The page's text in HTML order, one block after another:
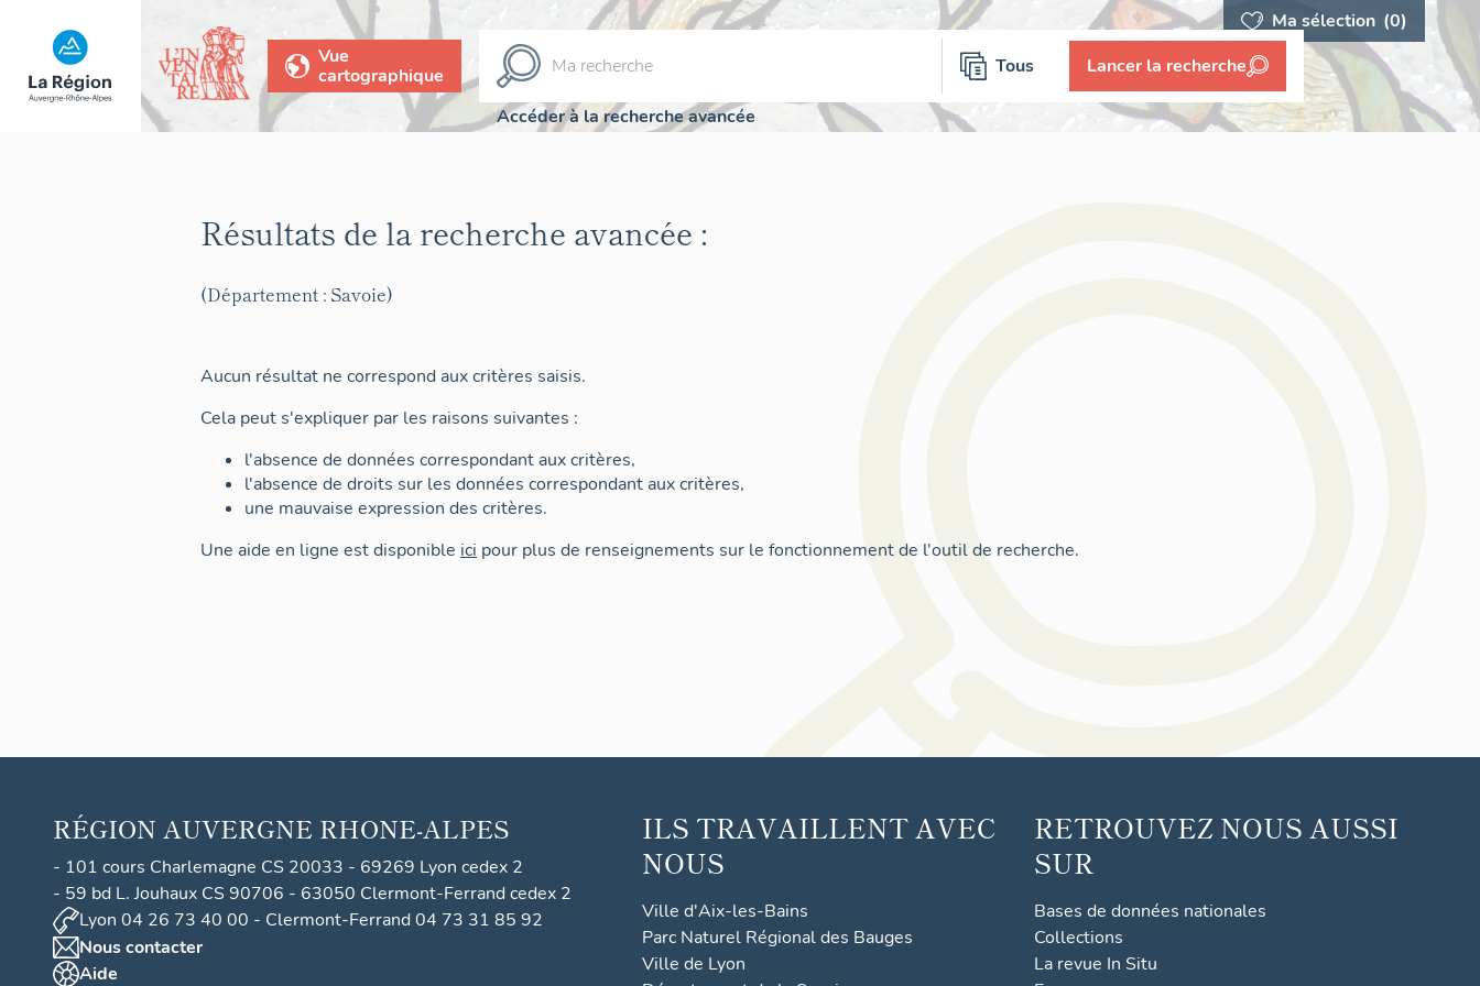
Ma sélection (0)
Vue
cartographique
Tous Lancer la recherche
Accéder à la recherche avancée
Résultats de la recherche avancée :
(Département : Savoie)
Aucun résultat ne correspond aux critères saisis.
Cela peut s'expliquer par les raisons suivantes :
l'absence de données correspondant aux critères,
l'absence de droits sur les données correspondant aux critères,
une mauvaise expression des critères.
Une aide en ligne est disponible ici pour plus de renseignements sur le fonctionnement de l'outil de recherche.
RÉGION AUVERGNE RHONE-ALPES
- 101 cours Charlemagne CS 20033 - 69269 Lyon cedex 2
- 59 bd L. Jouhaux CS 90706 - 63050 Clermont-Ferrand cedex 2
Lyon 04 26 73 40 00 - Clermont-Ferrand 04 73 31 85 92
Nous contacter
Aide
ILS TRAVAILLENT AVEC
NOUS
Ville d'Aix-les-Bains
Parc Naturel Régional des Bauges
Ville de Lyon
RETROUVEZ NOUS AUSSI
SUR
Bases de données nationales
Collections
La revue In Situ